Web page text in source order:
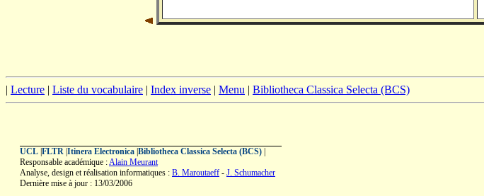
| Lecture | Liste du vocabulaire | Index inverse | Menu | Bibliotheca Classica Selecta (BCS)
UCL FLTR Itinera Electronica Bibliotheca Classica Selecta (BCS)
Responsable académique :Alain Meurant
Analyse, design et réalisation informatiques : B. Maroutaeff - J. Schumacher
Dernière mise à jour : 13/03/2006